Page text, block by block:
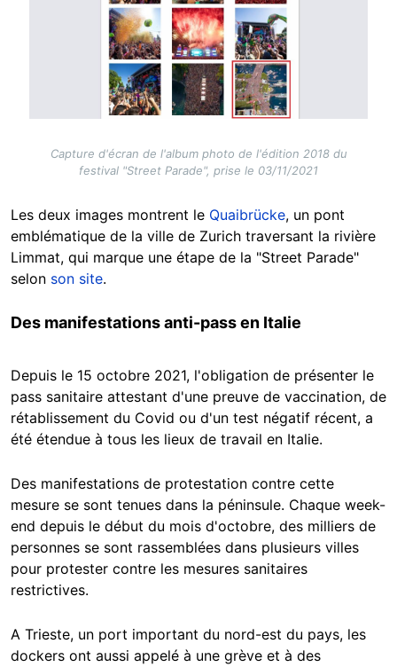
Capture d'écran de l'album photo de l'édition 2018 du
festival "Street Parade", prise le 03/11/2021
Les deux images montrent le Quaibrücke, un pont
emblématique de la ville de Zurich traversant la rivière
Limmat, qui marque une étape de la "Street Parade"
selon son site.
Des manifestations anti-pass en Italie
Depuis le 15 octobre 2021, l'obligation de présenter le
pass sanitaire attestant d'une preuve de vaccination, de
rétablissement du Covid ou d'un test négatif récent, a
été étendue à tous les lieux de travail en Italie.
Des manifestations de protestation contre cette
mesure se sont tenues dans la péninsule. Chaque week-
end depuis le début du mois d'octobre, des milliers de
personnes se sont rassemblées dans plusieurs villes
pour protester contre les mesures sanitaires
restrictives.
A Trieste, un port important du nord-est du pays, les
dockers ont aussi appelé à une grève et à des